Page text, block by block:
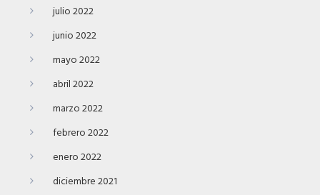
julio 2022
junio 2022
mayo 2022
abril 2022
marzo 2022
febrero 2022
enero 2022
diciembre 2021